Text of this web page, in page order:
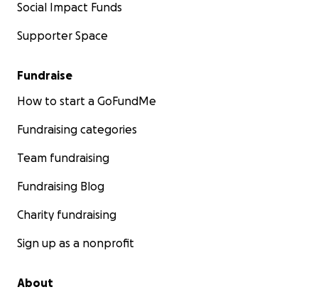
Social Impact Funds
Supporter Space
Fundraise
How to start a GoFundMe
Fundraising categories
Team fundraising
Fundraising Blog
Charity fundraising
Sign up as a nonprofit
About